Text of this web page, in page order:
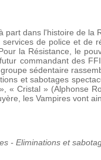
dans l'histoire de la
de police et de
la Résistance, le
commandant des
sédentaire
et sabotages
« Cristal » (Alphonse
les Vampires vont
- Eliminations et